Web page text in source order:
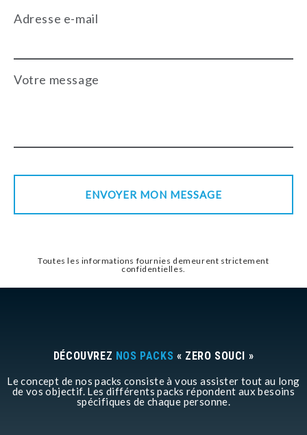
Adresse e-mail
Votre message
Toutes les informations fournies demeurent strictement
confidentielles.
DÉCOUVREZ NOS PACKS « ZERO SOUCI »
Le concept de nos packs consiste à vous assister tout au long
de vos objectif. Les différents packs répondent aux besoins
spécifiques de chaque personne.